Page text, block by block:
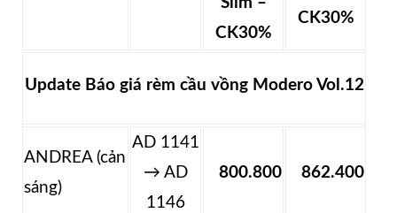
CK30%
CK30%
Update Báo giá rèm cầu vồng Modero Vol.12
ANDREA (cản
sáng)
AD 1141
→ AD
1146
800.800 862.400